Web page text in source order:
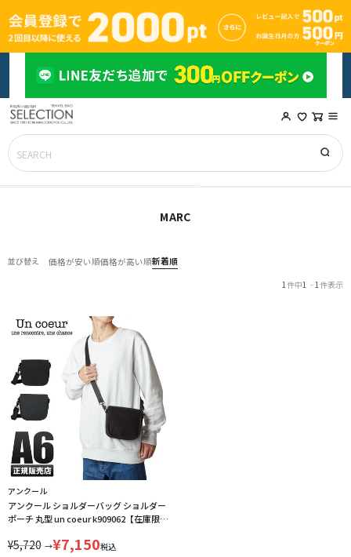
MARC
並び替え 価格が安い順価格が高い順新着順
1 件中1 - 1 件表示
アンクール
アンクール ショルダーバッグ ショルダー
ポーチ 丸型 un coeur k909062【在庫限
¥5,720 →¥7,150税込